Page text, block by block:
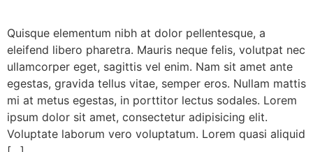
Quisque elementum nibh at dolor pellentesque, a
eleifend libero pharetra. Mauris neque felis, volutpat nec
ullamcorper eget, sagittis vel enim. Nam sit amet ante
egestas, gravida tellus vitae, semper eros. Nullam mattis
mi at metus egestas, in porttitor lectus sodales. Lorem
ipsum dolor sit amet, consectetur adipisicing elit.
Voluptate laborum vero voluptatum. Lorem quasi aliquid